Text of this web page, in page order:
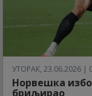
УТОРАК, 23.06.2026 |
Норвешка
бриљирао